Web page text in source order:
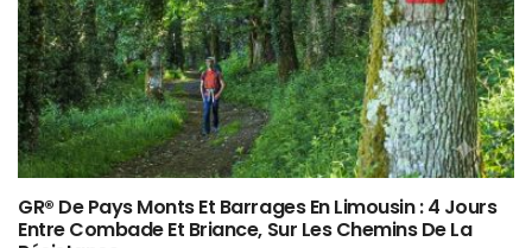
GR® De Pays Monts Et Barrages En Limousin : 4 Jours
Entre Combade Et Briance, Sur Les Chemins De La